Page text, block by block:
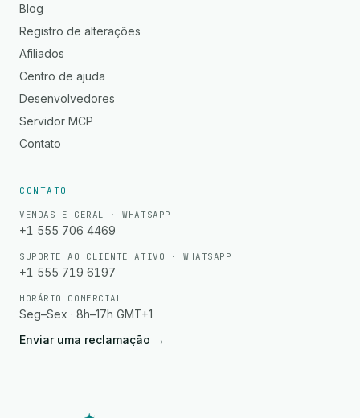
Blog
Registro de alterações
Afiliados
Centro de ajuda
Desenvolvedores
Servidor MCP
Contato
CONTATO
VENDAS E GERAL · WHATSAPP
+1 555 706 4469
SUPORTE AO CLIENTE ATIVO · WHATSAPP
+1 555 719 6197
HORÁRIO COMERCIAL
Seg–Sex · 8h–17h GMT+1
Enviar uma reclamação →